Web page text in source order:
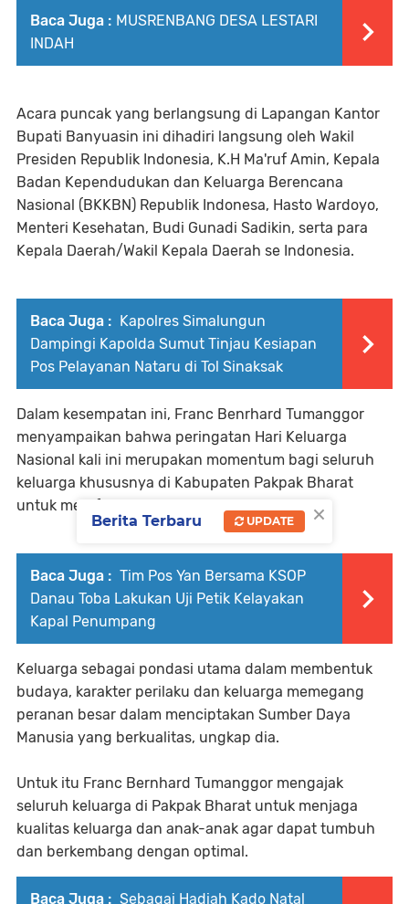
Baca Juga : MUSRENBANG DESA LESTARI
INDAH
Acara puncak yang berlangsung di Lapangan Kantor
Bupati Banyuasin ini dihadiri langsung oleh Wakil
Presiden Republik Indonesia, K.H Ma'ruf Amin, Kepala
Badan Kependudukan dan Keluarga Berencana
Nasional (BKKBN) Republik Indonesa, Hasto Wardoyo,
Menteri Kesehatan, Budi Gunadi Sadikin, serta para
Kepala Daerah/Wakil Kepala Daerah se Indonesia.
Baca Juga : Kapolres Simalungun
Dampingi Kapolda Sumut Tinjau Kesiapan
Pos Pelayanan Nataru di Tol Sinaksak
Dalam kesempatan ini, Franc Benrhard Tumanggor
menyampaikan bahwa peringatan Hari Keluarga
Nasional kali ini merupakan momentum bagi seluruh
keluarga khususnya di Kabupaten Pakpak Bharat
untuk merefleksikan peran penting keluarga.
Baca Juga : Tim Pos Yan Bersama KSOP
Danau Toba Lakukan Uji Petik Kelayakan
Kapal Penumpang
Keluarga sebagai pondasi utama dalam membentuk
budaya, karakter perilaku dan keluarga memegang
peranan besar dalam menciptakan Sumber Daya
Manusia yang berkualitas, ungkap dia.
Untuk itu Franc Bernhard Tumanggor mengajak
seluruh keluarga di Pakpak Bharat untuk menjaga
kualitas keluarga dan anak-anak agar dapat tumbuh
dan berkembang dengan optimal.
Baca Juga : Sebagai Hadiah Kado Natal
×
Berita Terbaru UPDATE